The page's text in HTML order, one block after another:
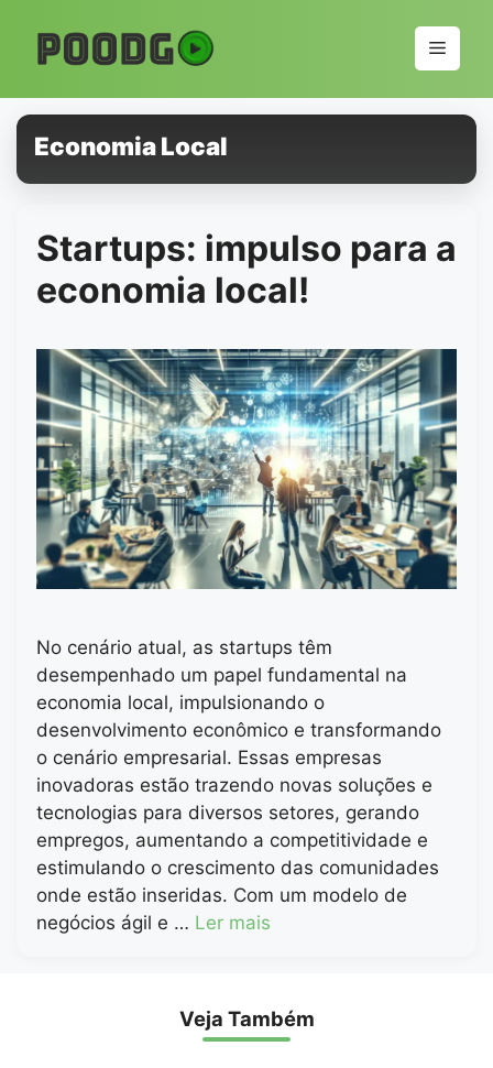
para
conteúdo
Menu
Economia Local
Startups: impulso para a
economia local!
No cenário atual, as startups têm
desempenhado um papel fundamental na
economia local, impulsionando o
desenvolvimento econômico e transformando
o cenário empresarial. Essas empresas
inovadoras estão trazendo novas soluções e
tecnologias para diversos setores, gerando
empregos, aumentando a competitividade e
estimulando o crescimento das comunidades
onde estão inseridas. Com um modelo de
negócios ágil e … Ler mais
Veja Também